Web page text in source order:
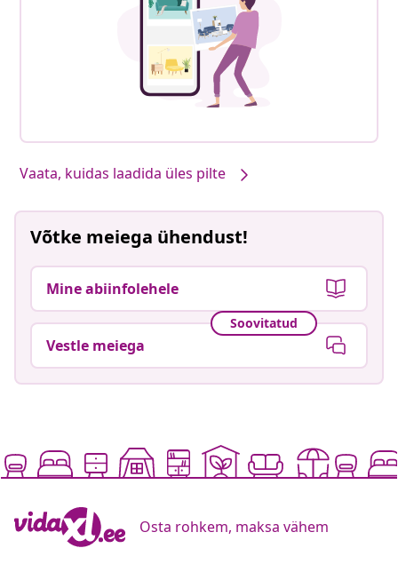
Vaata, kuidas laadida üles pilte
Võtke meiega ühendust!
Mine abiinfolehele
Soovitatud
Vestle meiega
Osta rohkem, maksa vähem